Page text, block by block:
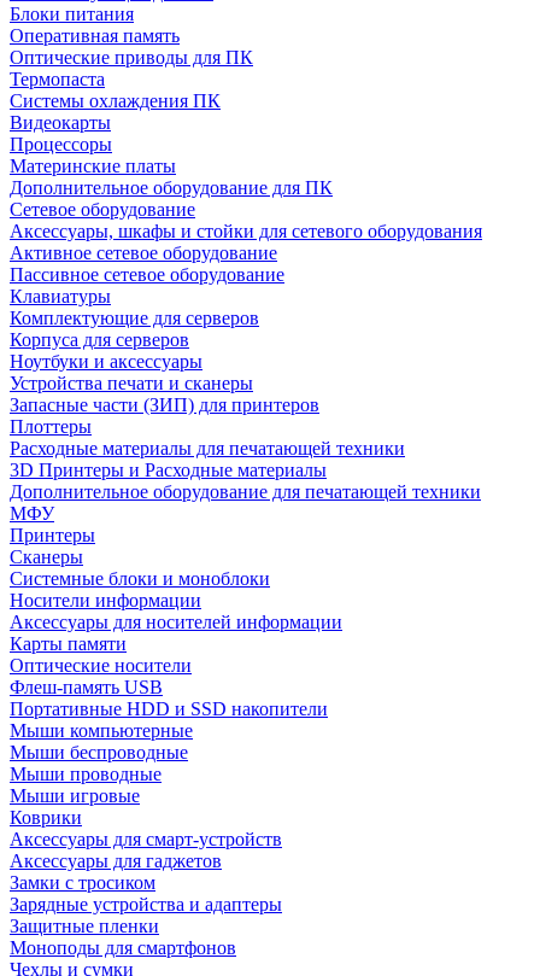
Блоки питания
Оперативная память
Оптические приводы для ПК
Термопаста
Системы охлаждения ПК
Видеокарты
Процессоры
Материнские платы
Дополнительное оборудование для ПК
Сетевое оборудование
Аксессуары, шкафы и стойки для сетевого оборудования
Активное сетевое оборудование
Пассивное сетевое оборудование
Клавиатуры
Комплектующие для серверов
Корпуса для серверов
Ноутбуки и аксессуары
Устройства печати и сканеры
Запасные части (ЗИП) для принтеров
Плоттеры
Расходные материалы для печатающей техники
3D Принтеры и Расходные материалы
Дополнительное оборудование для печатающей техники
МФУ
Принтеры
Сканеры
Системные блоки и моноблоки
Носители информации
Аксессуары для носителей информации
Карты памяти
Оптические носители
Флеш-память USB
Портативные HDD и SSD накопители
Мыши компьютерные
Мыши беспроводные
Мыши проводные
Мыши игровые
Коврики
Аксессуары для смарт-устройств
Аксессуары для гаджетов
Замки с тросиком
Зарядные устройства и адаптеры
Защитные пленки
Моноподы для смартфонов
Чехлы и сумки